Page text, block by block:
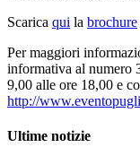
Scarica qui la brochure
Per maggiori
informativa al numero
9,00 alle ore 18,00 e
http://
Ultime notizie